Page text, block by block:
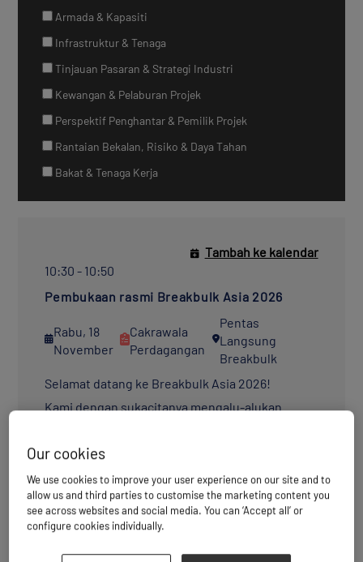
Armada & Kapasiti
Infrastruktur & Tenaga
Tinjauan Pasaran & Strategi Industri
Kewangan & Pelaburan Projek
Perspektif Penghantar & Pemilik Projek
Rantaian Bekalan, Risiko & Daya Tahan
Bakat & Tenaga Kerja
10:30 - 10:50
Pembukaan rasmi Breakbulk Asia 2026
Rabu, 18
November
Cakrawala
Perdagangan
Pentas
Langsung
Breakbulk
Tambah ke kalendar
Selamat datang ke Breakbulk Asia 2026!
Kami dengan sukacitanya mengalu-alukan
bawah tema “Membuka Wilayah Baharu Peluang
yang semakin berkembang, pasaran baru
muncul dan perkongsian baharu yang
membentuk masa depan logistik projek di
seluruh Asia dan seterusnya.
Our cookies
We use cookies to improve your user experience on our site and to
allow us and third parties to customise the marketing content you
see across websites and social media. You can ‘Accept all’ or
configure cookies individually.